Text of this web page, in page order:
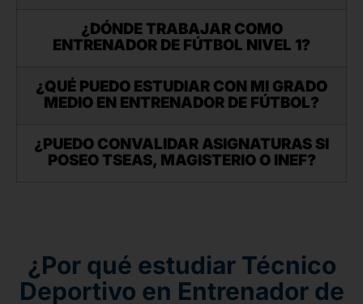
¿DÓNDE TRABAJAR COMO
ENTRENADOR DE FÚTBOL NIVEL 1?
¿QUÉ PUEDO ESTUDIAR CON MI GRADO
MEDIO EN ENTRENADOR DE FÚTBOL?
¿PUEDO CONVALIDAR ASIGNATURAS SI
POSEO TSEAS, MAGISTERIO O INEF?
¿Por qué estudiar Técnico
Deportivo en Entrenador de